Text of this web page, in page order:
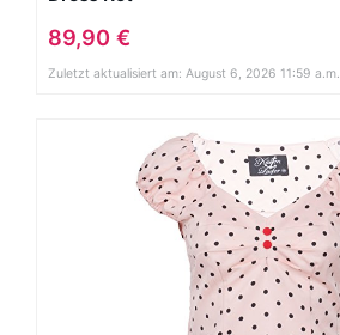
89,90 €
Zuletzt aktualisiert am: August 6, 2026 11:59 a.m.